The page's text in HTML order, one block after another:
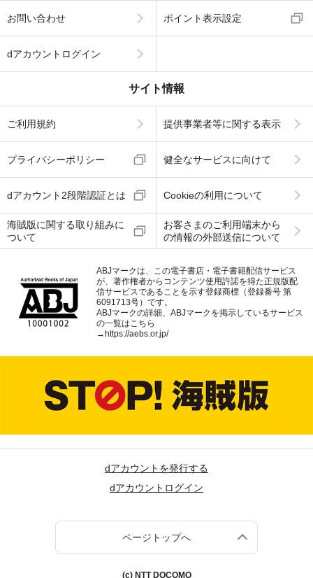
お問い合わせ ポイント表示設定
dアカウントログイン
サイト情報
ご利用規約 提供事業者等に関する表示
プライバシーポリシー 健全なサービスに向けて
dアカウント2段階認証とは Cookieの利用について
海賊版に関する取り組みに
ついて
お客さまのご利用端末から
の情報の外部送信について
ABJマークは、この電子書店・電子書籍配信サービス
が、著作権者からコンテンツ使用許諾を得た正規版配
信サービスであることを示す登録商標（登録番号 第
6091713号）です。
ABJマークの詳細、ABJマークを掲示しているサービス
の一覧はこちら
→https://aebs.or.jp/
dアカウントを発行する
dアカウントログイン
ページトップへ
(c) NTT DOCOMO